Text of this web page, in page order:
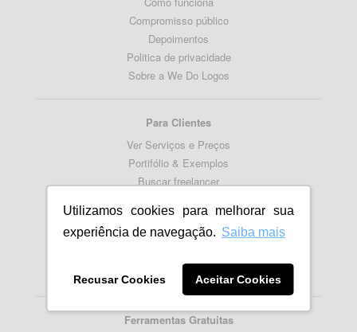
Utilizamos cookies para melhorar sua
experiência de navegação. Saiba mais
Recusar Cookies Aceitar Cookies
Compromisso público
Depoimentos
Politica de privacidade
Sobre a We Do Logos
Para Clientes
Ver Serviços e Preços
Portifólio & Exemplos
Buscar freelancer
Importancia da Logomarca
Como fazer um Logotipo
Ferramentas Gratuitas